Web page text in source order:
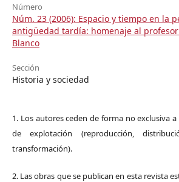
Número
Núm. 23 (2006): Espacio y tiempo en la
antigüedad tardía: homenaje al
Blanco
Sección
Historia y sociedad
1. Los autores ceden de forma no exclusiva
de explotación (reproducción,
transformación).
2. Las obras que se publican en esta revista